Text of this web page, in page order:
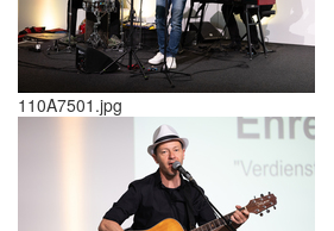
110A7501.jpg